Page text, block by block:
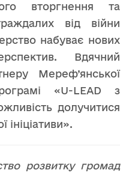
вторгнення та
від війни
набуває нових
Вдячний
Мереф’янської
«U-LEAD з
долучитися
ініціативи».
розвитку громад